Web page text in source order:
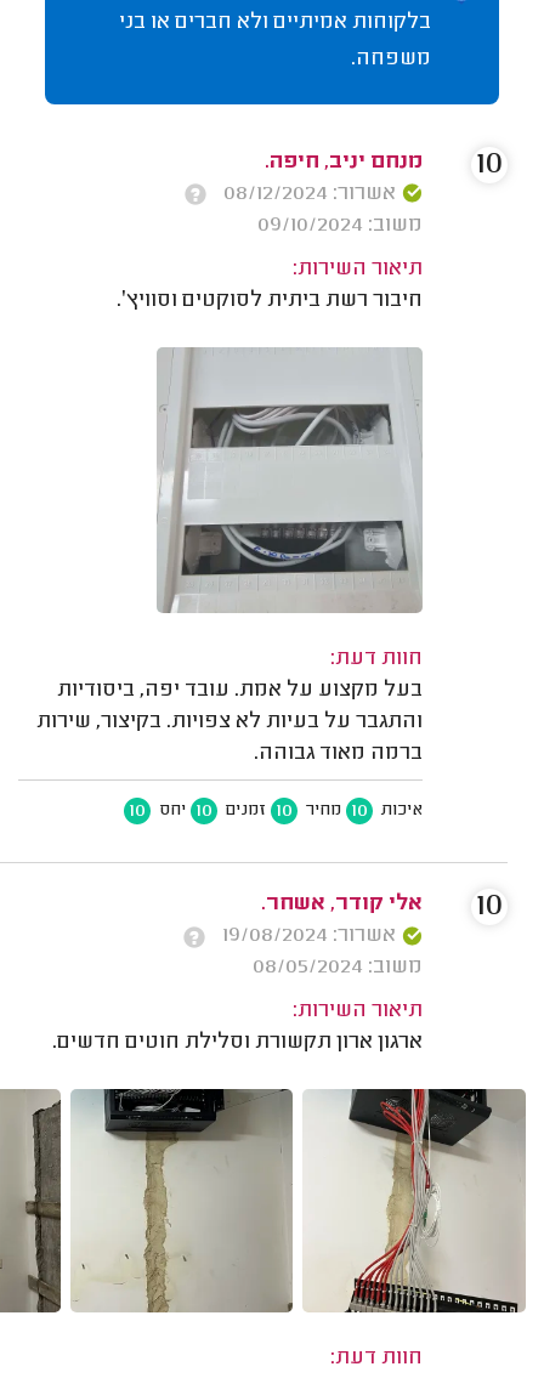
בלקוחות אמיתיים ולא חברים או בני
משפחה.
מנחם יניב, חיפה.
אשרור: 08/12/2024
משוב: 09/10/2024
תיאור השירות:
חיבור רשת ביתית לסוקטים וסוויץ׳.
חוות דעת:
בעל מקצוע על אמת. עובד יפה, ביסודיות
והתגבר על בעיות לא צפויות. בקיצור, שירות
ברמה מאוד גבוהה.
איכות 10 מחיר 10 זמנים 10 יחס 10
10
אלי קודר, אשחר.
אשרור: 19/08/2024
משוב: 08/05/2024
תיאור השירות:
ארגון ארון תקשורת וסלילת חוטים חדשים.
חוות דעת:
10